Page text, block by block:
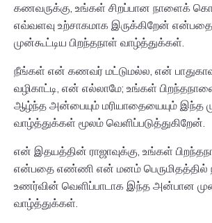
கணவருக்கு, உங்கள் சிறப்பான நாளைக்
எவ்வளவு உற்சாகமாக இருக்கிறேன்
முன்கூட்டிய பிறந்தநாள் வாழ்த்துக்கள்.
நீங்கள் என் கணவர் மட்டுமல்ல, என்
வழிகாட்டி, என் எல்லாமே; உங்கள்
ஆழ்ந்த அன்பையும் மரியாதையையும் இந்த
வாழ்த்துக்கள் மூலம் வெளிப்படுத்துகிறேன்.
என் இதயத்தின் ராஜாவுக்கு, உங்கள்
என்பதை எண்ணி என் மனம் பெருமிதத்தில்
உணர்வின் வெளிப்பாடாக இந்த அன்பான
வாழ்த்துக்கள்.